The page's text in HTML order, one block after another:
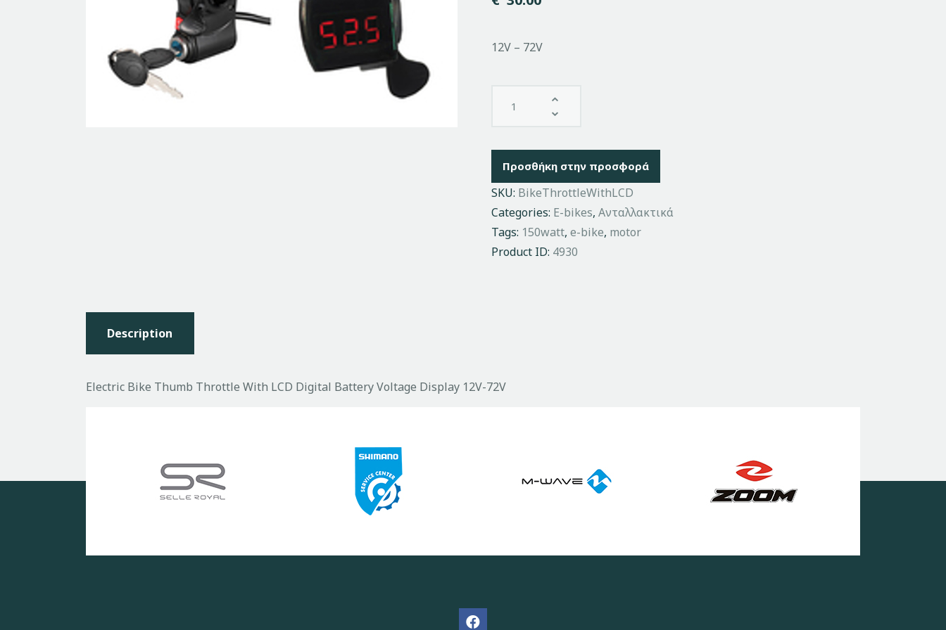
12V – 72V
Προσθήκη στην προσφορά
SKU: BikeThrottleWithLCD
Categories: E-bikes, Ανταλλακτικά
Tags: 150watt, e-bike, motor
Product ID: 4930
Description
Electric Bike Thumb Throttle With LCD Digital Battery Voltage Display 12V-72V